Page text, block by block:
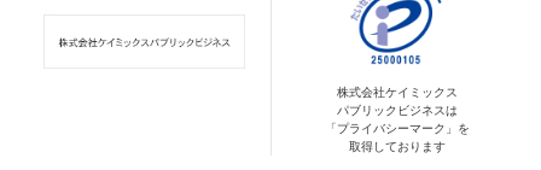
株式会社ケイミックス
パブリックビジネスは
「プライバシーマーク」を
取得しております